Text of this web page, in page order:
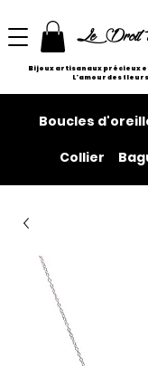
Le Droit
Bijoux artisanaux précieux
L'amour des
Boucles
Collier